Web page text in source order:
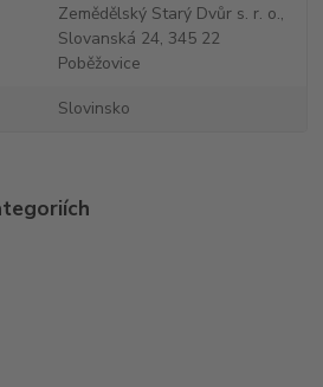
Zemědělský Starý Dvůr s. r. o.,
Slovanská 24, 345 22
Poběžovice
Slovinsko